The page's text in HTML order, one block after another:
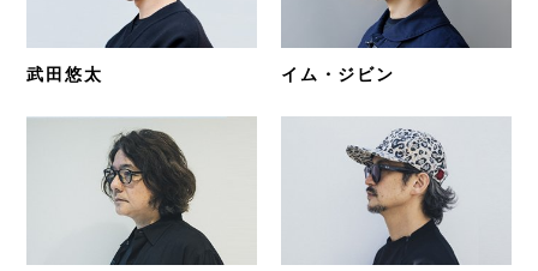
武田悠太 イム・ジビン